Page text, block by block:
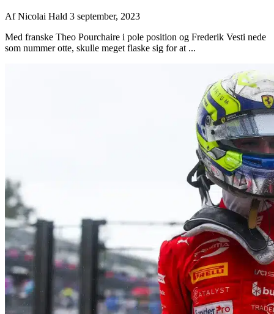
AfNicolai Hald 3 september, 2023
Med franske Theo Pourchaire i pole position og Frederik Vesti nede
som nummer otte, skulle meget flaske sig for at ...